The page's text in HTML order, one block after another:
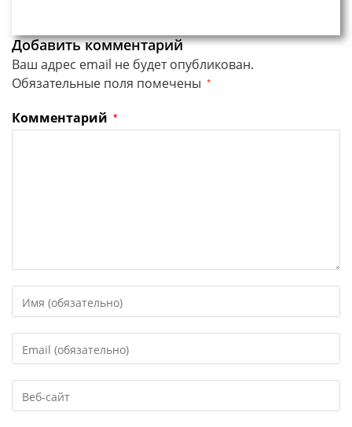
Добавить комментарий
Ваш адрес email не будет опубликован.
Обязательные поля помечены *
Комментарий *
свое
или
имя
чтобы
прокомментировать
свой
адрес,
чтобы
URL